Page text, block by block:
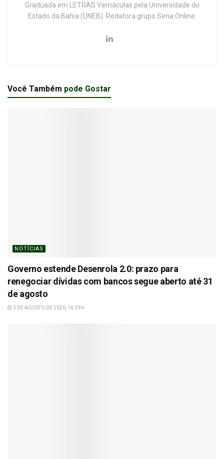
Graduada em LETRAS Vernáculas pela Universidade do
Estado da Bahia (UNEB). Redatora grupo Sena Online.
Você Também pode Gostar
NOTÍCIAS
Governo estende Desenrola 2.0: prazo para
renegociar dívidas com bancos segue aberto até 31
de agosto
3 DE AGOSTO DE 2026, 14:29H